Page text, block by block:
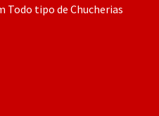
tipo de Chucherias